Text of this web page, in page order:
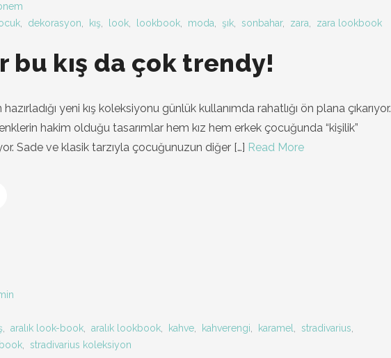
dekorasyon kış look lookbook moda şık sonbahar, zara zara lookbook
bu kış da çok trendy!
hazırladığı yeni kış koleksiyonu günlük kullanımda rahatlığı ön plana çıkarıyor.
hakim olduğu tasarımlar hem kız hem erkek çocuğunda “kişilik”
Sade ve klasik tarzıyla çocuğunuzun diğer […] Read More
aralık look-book aralık lookbook kahve kahverengi karamel stradivarius
stradivarius koleksiyon